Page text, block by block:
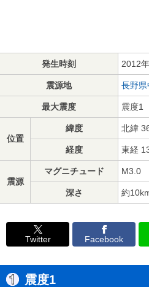
発生時刻 2012
震源地 長野県
最大震度 震度1
位置
緯度 北緯
経度 東経
震源
マグニチュード M3.0
深さ 約
Twitter Facebook
震度1